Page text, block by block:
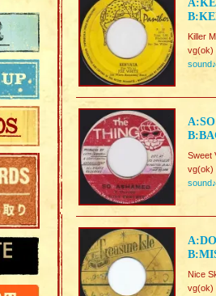
Killer
vg(ok)
sound♪
Sweet
vg(ok)
sound♪
Nice
vg(ok)